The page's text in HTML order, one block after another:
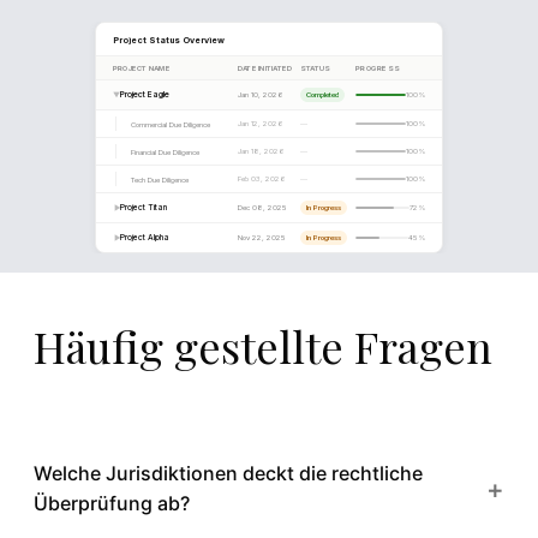
REPORT DRAFT
The target's reported EBITDA of €8.1M includes several
recurring items totalling €1.4M. After normalisation
the sustainable EBITDA is estimated at €6.7M, implying
Häufig gestellte Fragen
Welche Jurisdiktionen deckt die rechtliche
Überprüfung ab?
+